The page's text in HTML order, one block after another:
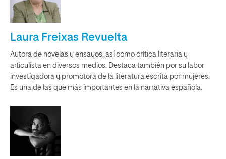
Laura Freixas Revuelta
Autora de novelas y ensayos, así como crítica literaria y
articulista en diversos medios. Destaca también por su labor
investigadora y promotora de la literatura escrita por mujeres.
Es una de las que más importantes en la narrativa española.